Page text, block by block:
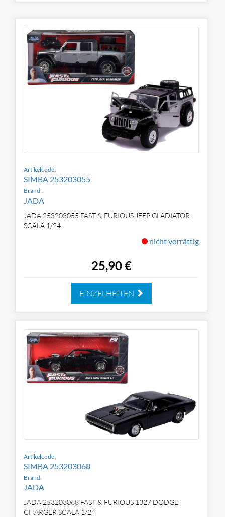
Artikelcode:
SIMBA 253203055
Brand:
JADA
JADA 253203055 FAST & FURIOUS JEEP GLADIATOR
SCALA 1/24
nicht vorrättig
25,90 €
EINZELHEITEN
Artikelcode:
SIMBA 253203068
Brand:
JADA
JADA 253203068 FAST & FURIOUS 1327 DODGE
CHARGER SCALA 1/24